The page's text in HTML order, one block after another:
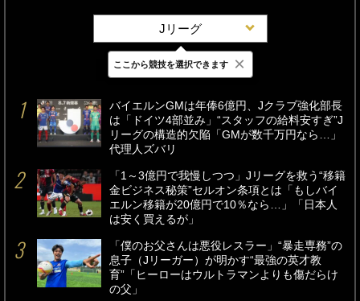
Jリーグ
最新 24時間 週間
バイエルンGMは年俸6億円、Jクラブ強化部長
は「ドイツ4部並み」“スタッフの給料安すぎ”J
リーグの構造的欠陥「GMが数千万円なら…」
代理人ズバリ
「1～3億円で我慢しつつ」Jリーグを救う“移籍
金ビジネス秘策”セルオン条項とは「もしバイ
エルン移籍が20億円で10％なら…」「日本人
は安く買えるが」
「僕のお父さんは悪役レスラー」“暴走専務”の
息子（Jリーガー）が明かす“最強の英才教
育”「ヒーローはウルトラマンよりも傷だらけ
の父」
ここから競技を選択できます ×